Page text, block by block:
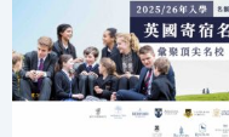
升學資訊
增值服務